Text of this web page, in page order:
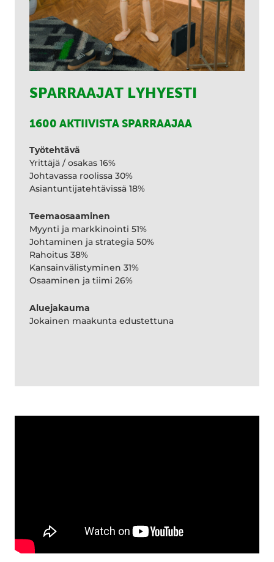
SPARRAAJAT LYHYESTI
1600 AKTIIVISTA SPARRAAJAA
Työtehtävä
Yrittäjä / osakas 16%
Johtavassa roolissa 30%
Asiantuntijatehtävissä 18%
Teemaosaaminen
Myynti ja markkinointi 51%
Johtaminen ja strategia 50%
Rahoitus 38%
Kansainvälistyminen 31%
Osaaminen ja tiimi 26%
Aluejakauma
Jokainen maakunta edustettuna